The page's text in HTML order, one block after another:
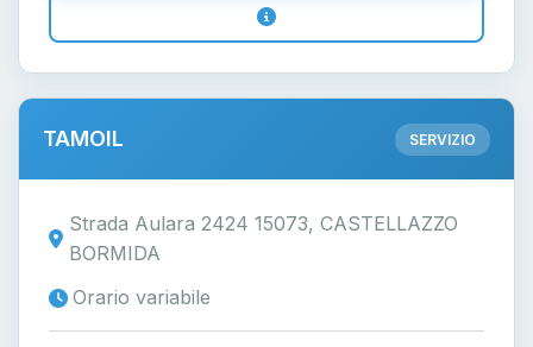
TAMOIL SERVIZIO
Strada Aulara 2424 15073, CASTELLAZZO
BORMIDA
Orario variabile